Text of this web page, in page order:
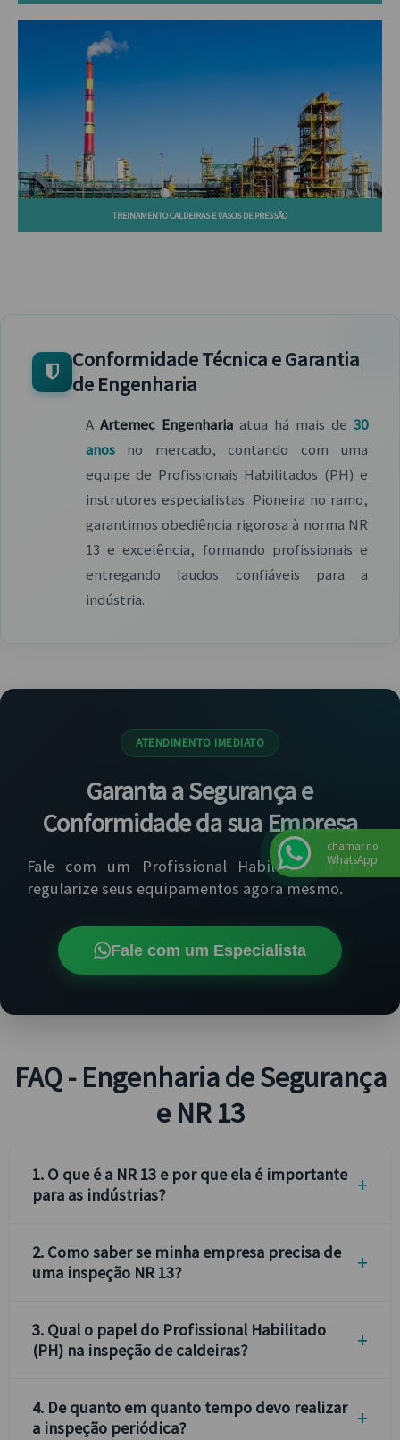
TREINAMENTO CALDEIRAS E VASOS DE PRESSÃO
Conformidade Técnica e Garantia
de Engenharia
A Artemec Engenharia atua há mais de 30
anos no mercado, contando com uma
equipe de Profissionais Habilitados (PH) e
instrutores especialistas. Pioneira no ramo,
garantimos obediência rigorosa à norma NR
13 e excelência, formando profissionais e
entregando laudos confiáveis para a
indústria.
ATENDIMENTO IMEDIATO
Garanta a Segurança e
Conformidade da sua Empresa
Fale com um Profissional Habilitado (PH) e
regularize seus equipamentos agora mesmo.
Fale com um Especialista
FAQ - Engenharia de Segurança
e NR 13
1. O que é a NR 13 e por que ela é importante
para as indústrias?
2. Como saber se minha empresa precisa de
uma inspeção NR 13?
3. Qual o papel do Profissional Habilitado
(PH) na inspeção de caldeiras?
4. De quanto em quanto tempo devo realizar
a inspeção periódica?
chamar no
WhatsApp